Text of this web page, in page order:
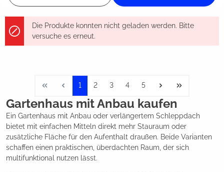
Die Produkte konnten nicht geladen werden. Bitte
versuche es erneut.
1 2 3 4 5
Gartenhaus mit Anbau kaufen
Ein Gartenhaus mit Anbau oder verlängertem Schleppdach
bietet mit einfachen Mitteln direkt mehr Stauraum oder
zusätzliche Fläche für den Aufenthalt draußen. Beide Varianten
schaffen einen praktischen, überdachten Raum, der sich
multifunktional nutzen lässt.